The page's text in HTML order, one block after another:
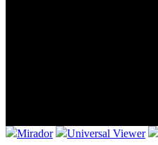
Mirador Universal Viewer